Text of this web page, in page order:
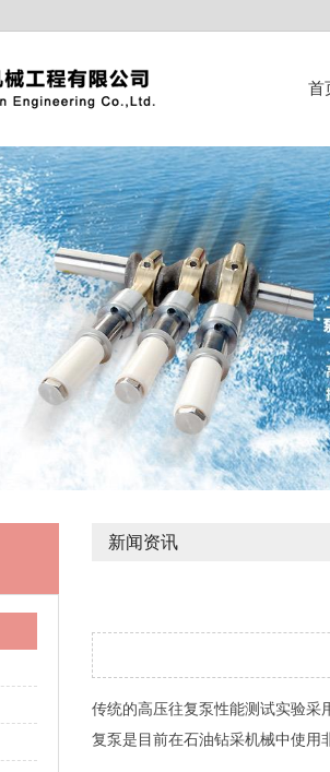
首
新闻资讯
传统的高压往复泵性能测试实验采
复泵是目前在石油钻采机械中使用